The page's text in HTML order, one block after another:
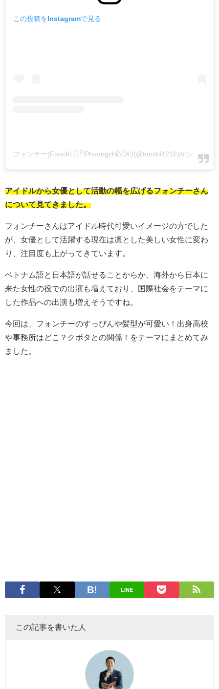
この投稿をInstagramで見る
フォンチー(Fonchi🇯🇵Phuongchi🇻🇳)(@fonchi1216)がシェアした投稿
アイドルから女優として活動の幅を広げるフォンチーさん
について見てきました。
フォンチーさんはアイドル時代可愛いイメージの方でした
が、女優として活躍する現在は凛とした美しい女性に変わ
り、注目度も上がってきています。
ベトナム語と日本語が話せることからか、海外から日本に
来た女性の役での出演も増えており、国際社会をテーマに
した作品への出演も増えそうですね。
今回は、フォンチーのすっぴんや髪型が可愛い！出身高校
や事務所はどこ？クボタとの関係！をテーマにまとめてみ
ました。
LINE
この記事を書いた人